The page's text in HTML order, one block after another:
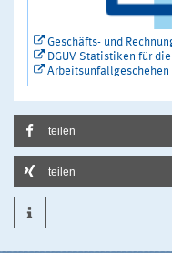
Geschäfts- und
DGUV Statistiken für
Arbeitsunfallgeschehen
teilen
teilen